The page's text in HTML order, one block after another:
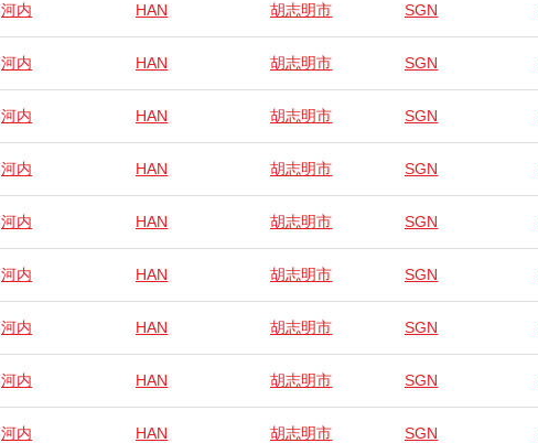
河内 HAN 胡志明市 SGN
河内 HAN 胡志明市 SGN
河内 HAN 胡志明市 SGN
河内 HAN 胡志明市 SGN
河内 HAN 胡志明市 SGN
河内 HAN 胡志明市 SGN
河内 HAN 胡志明市 SGN
河内 HAN 胡志明市 SGN
河内 HAN 胡志明市 SGN